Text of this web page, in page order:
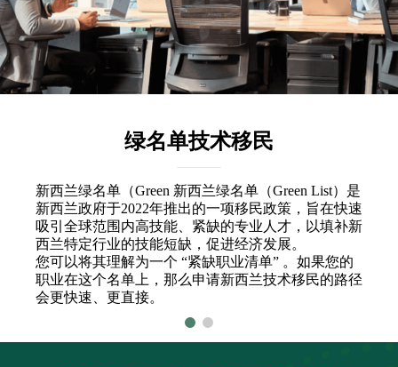
绿名单技术移民
新西兰绿名单（Green 新西兰绿名单（Green List）是
新西兰政府于2022年推出的一项移民政策，旨在快速
吸引全球范围内高技能、紧缺的专业人才，以填补新
西兰特定行业的技能短缺，促进经济发展。
您可以将其理解为一个 “紧缺职业清单” 。如果您的
职业在这个名单上，那么申请新西兰技术移民的路径
会更快速、更直接。